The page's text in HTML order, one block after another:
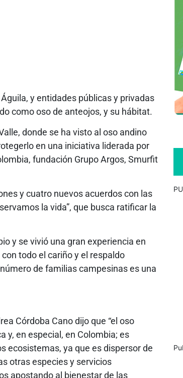
y entidades públicas y privadas
como oso de anteojos, y su hábitat.
donde se ha visto al oso andino
en una iniciativa liderada por
fundación Grupo Argos, Smurfit
y cuatro nuevos acuerdos con las
la vida”, que busca ratificar la
y se vivió una gran experiencia en
todo el cariño y el respaldo
de familias campesinas es una
Córdoba Cano dijo que “el oso
y, en especial, en Colombia; es
ecosistemas, ya que es dispersor de
otras especies y servicios
apostando al bienestar de las